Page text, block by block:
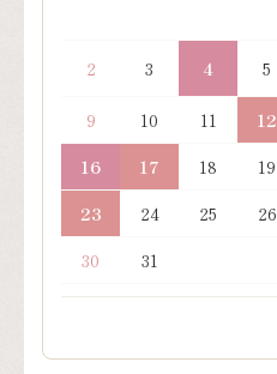
2 3 4 5
9 10 11 12
16
17 18 19
23
24 25 26
30
31